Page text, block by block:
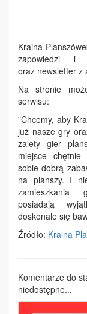
Kraina
zapowiedzi i
oraz newsletter z
Na stronie
serwisu:
"Chcemy, aby
już nasze gry
zalety gier
miejsce chętnie
sobie dobrą
na planszy. I
posiadają
doskonale się
Źródło: Kraina
Komentarze do
niedostępne...